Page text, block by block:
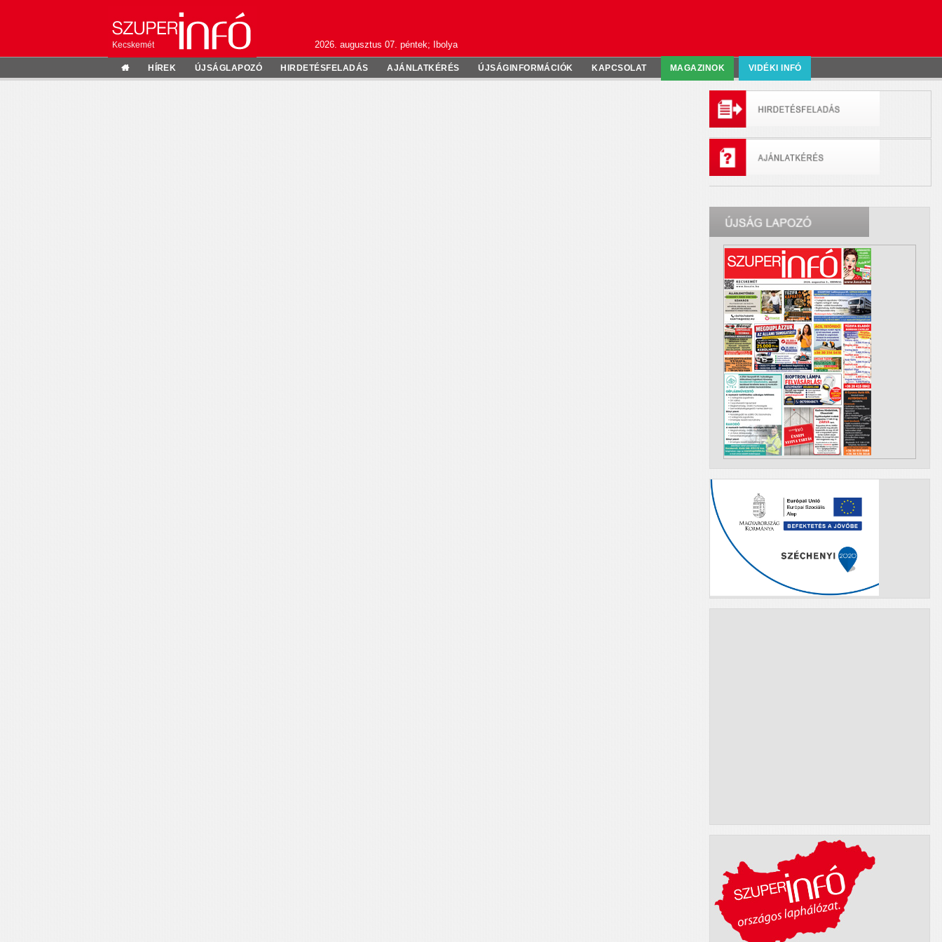
Kecskemét 2026. augusztus 07. péntek; Ibolya
HÍREK ÚJSÁGLAPOZÓ HIRDETÉSFELADÁS AJÁNLATKÉRÉS ÚJSÁGINFORMÁCIÓK KAPCSOLAT MAGAZINOK VIDÉKI INFÓ